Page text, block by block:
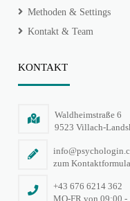
Methoden & Settings
Kontakt & Team
KONTAKT
Waldheimstraße 6
9523 Villach-
zum
+43 676 6214 362
MO-FR von 09:00 -